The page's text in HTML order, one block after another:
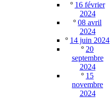
º 16 février
2024
º 08 avril
2024
º 14 juin 2024
º 20
septembre
2024
º 15
novembre
2024